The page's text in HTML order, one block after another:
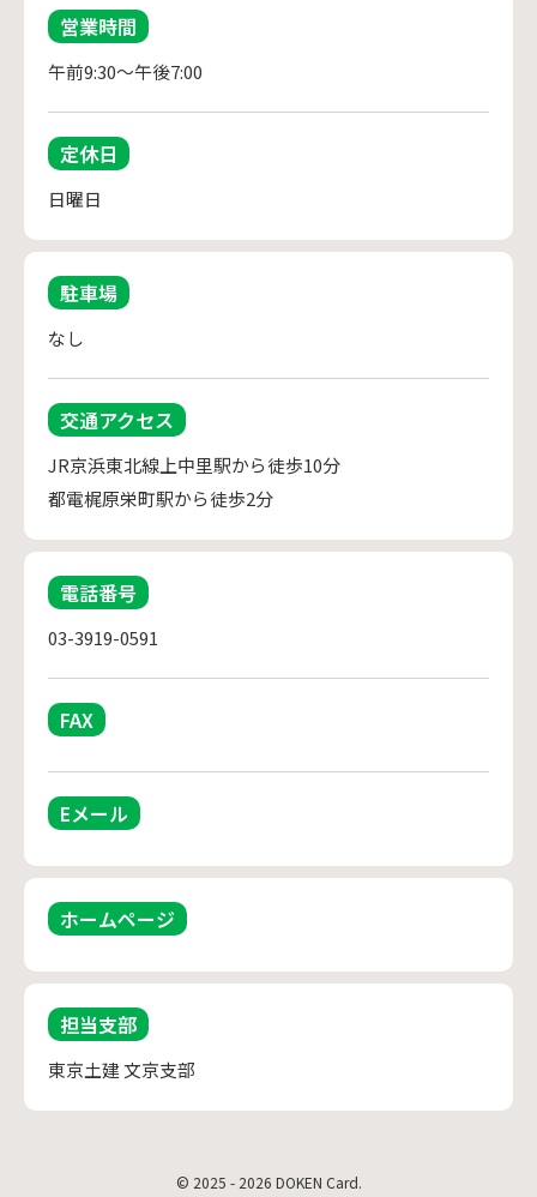
営業時間
午前9:30～午後7:00
定休日
日曜日
駐車場
なし
交通アクセス
JR京浜東北線上中里駅から徒歩10分
都電梶原栄町駅から徒歩2分
電話番号
03-3919-0591
FAX
Eメール
ホームページ
担当支部
東京土建 文京支部
© 2025 - 2026 DOKEN Card.